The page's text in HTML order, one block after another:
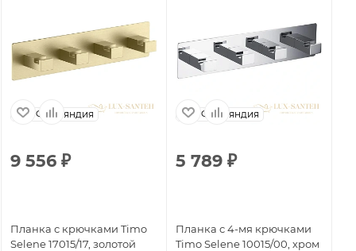
Финляндия
9 556 ₽
Планка с крючками Timo
Selene 17015/17, золотой
Финляндия
5 789 ₽
Планка с 4-мя крючками
Timo Selene 10015/00, хром